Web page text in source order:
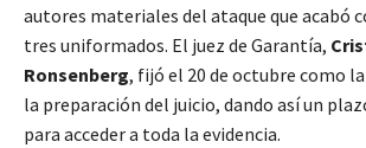
autores materiales del ataque que acabó
tres uniformados. El juez de Garantía,
Ronsenberg, fijó el 20 de octubre como
la preparación del juicio, dando así un
para acceder a toda la evidencia.